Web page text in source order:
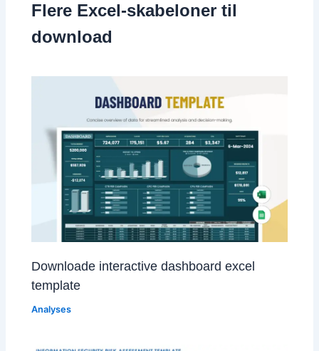
Flere Excel-skabeloner til
download
Downloade interactive dashboard excel
template
Analyses